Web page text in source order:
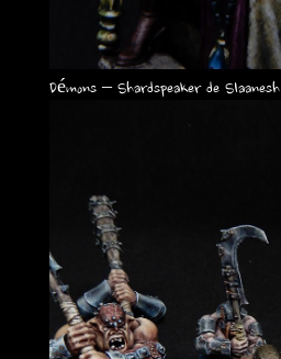
Démons – Shardspeaker de Slaanesh